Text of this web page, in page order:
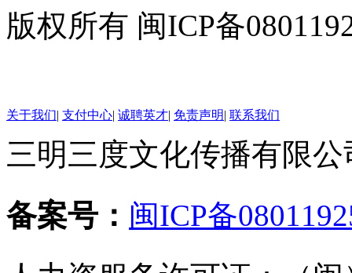
版权所有 闽ICP备
关于我们| 支付中心| 诚聘英才| 免责声明| 联系我们
三明三度文化传播有限
备案号： 闽ICP备